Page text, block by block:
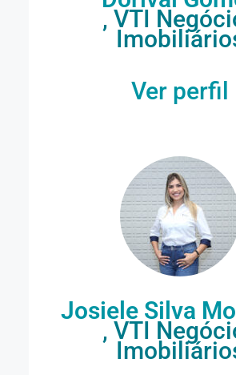
, VTI
Ver perfil
Josiele Silva
, VTI